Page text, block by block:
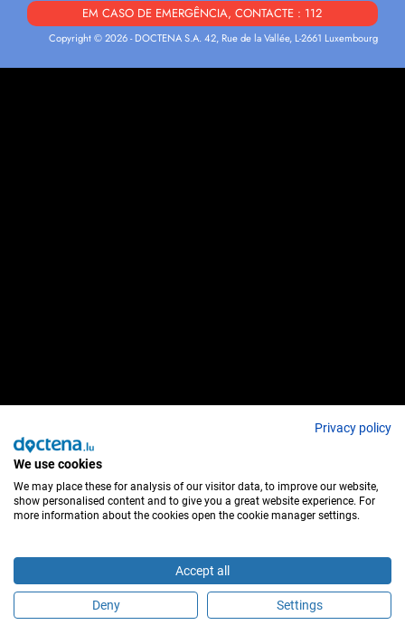
É este profissional de saúde?
EM CASO DE EMERGÊNCIA, CONTACTE : 112
Copyright © 2026 - DOCTENA S.A. 42, Rue de la Vallée, L-2661 Luxembourg
Privacy policy
We use cookies
We may place these for analysis of our visitor data, to improve our website,
show personalised content and to give you a great website experience. For
more information about the cookies open the cookie manager settings.
Accept all
Deny Settings